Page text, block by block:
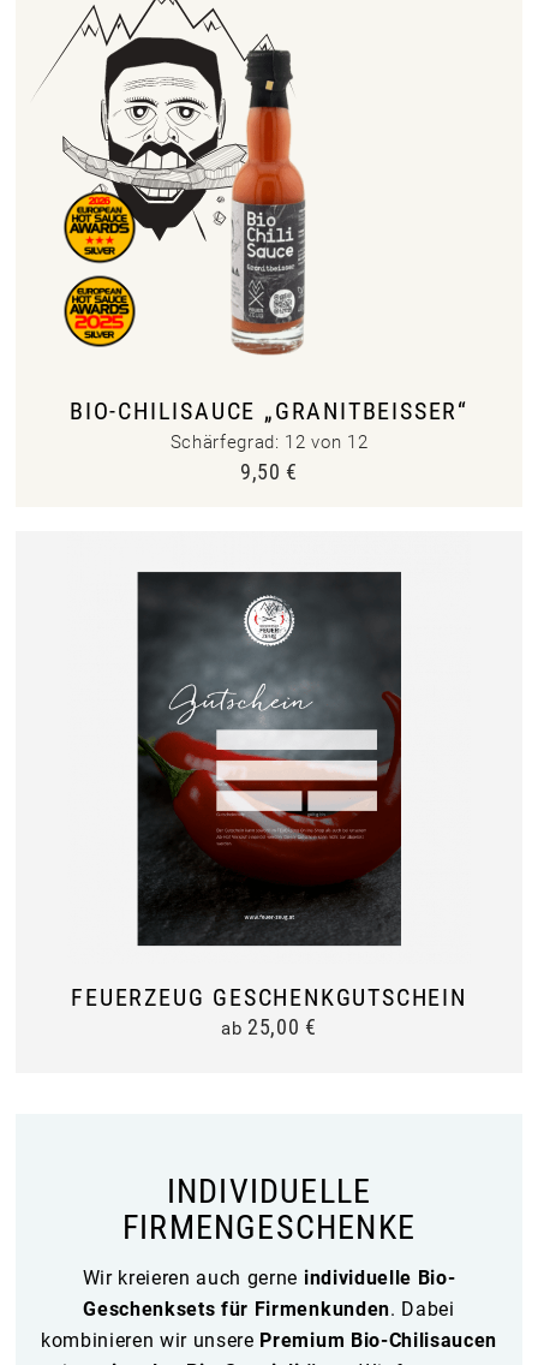
BIO-CHILISAUCE „GRANITBEISSER“
Schärfegrad: 12 von 12
9,50 €
FEUERZEUG GESCHENKGUTSCHEIN
ab 25,00 €
INDIVIDUELLE
FIRMENGESCHENKE
Wir kreieren auch gerne individuelle Bio-
Geschenksets für Firmenkunden. Dabei
kombinieren wir unsere Premium Bio-Chilisaucen